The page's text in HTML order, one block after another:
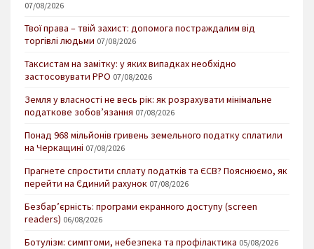
07/08/2026
Твої права – твій захист: допомога постраждалим від
торгівлі людьми 07/08/2026
Таксистам на замітку: у яких випадках необхідно
застосовувати РРО 07/08/2026
Земля у власності не весь рік: як розрахувати мінімальне
податкове зобов’язання 07/08/2026
Понад 968 мільйонів гривень земельного податку сплатили
на Черкащині 07/08/2026
Прагнете спростити сплату податків та ЄСВ? Пояснюємо, як
перейти на Єдиний рахунок 07/08/2026
Безбар’єрність: програми екранного доступу (screen
readers) 06/08/2026
Ботулізм: симптоми, небезпека та профілактика 05/08/2026